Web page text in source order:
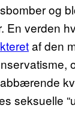
og
En verden
af den
seksuelle